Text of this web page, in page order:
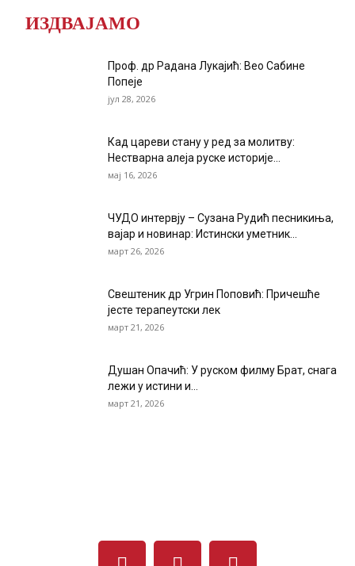
ИЗДВАЈАМО
Проф. др Радана Лукајић: Вео Сабине
Попеје
јул 28, 2026
Кад цареви стану у ред за молитву:
Нестварна алеја руске историје...
мај 16, 2026
ЧУДО интервју – Сузана Рудић песникиња,
вајар и новинар: Истински уметник...
март 26, 2026
Свештеник др Угрин Поповић: Причешће
јесте терапеутски лек
март 21, 2026
Душан Опачић: У руском филму Брат, снага
лежи у истини и...
март 21, 2026